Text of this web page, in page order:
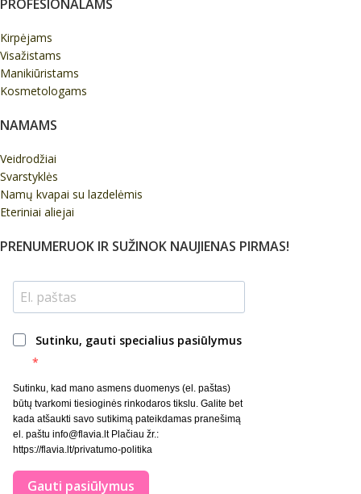
PROFESIONALAMS
Kirpėjams
Visažistams
Manikiūristams
Kosmetologams
NAMAMS
Veidrodžiai
Svarstyklės
Namų kvapai su lazdelėmis
Eteriniai aliejai
PRENUMERUOK IR SUŽINOK NAUJIENAS PIRMAS!
Sutinku, gauti specialius pasiūlymus
Sutinku, kad mano asmens duomenys (el. paštas)
būtų tvarkomi tiesioginės rinkodaros tikslu. Galite bet
kada atšaukti savo sutikimą pateikdamas pranešimą
el. paštu info@flavia.lt Plačiau žr.:
https://flavia.lt/privatumo-politika
Gauti pasiūlymus